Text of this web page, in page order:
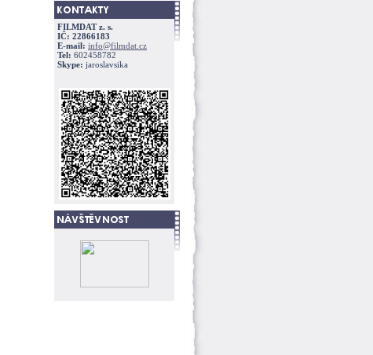
FILMDAT z. s.
IČ: 22866183
E-mail: info@filmdat.cz
Tel: 602458782
Skype: jaroslavsika